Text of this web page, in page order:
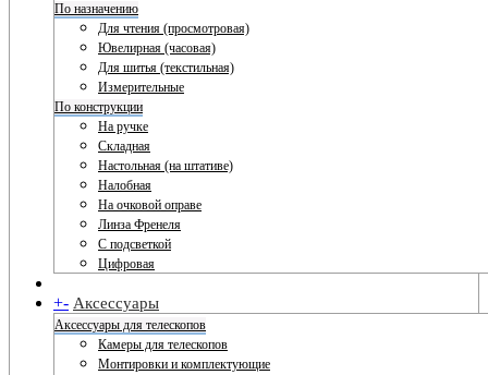
По назначению
Для чтения (просмотровая)
Ювелирная (часовая)
Для шитья (текстильная)
Измерительные
По конструкции
На ручке
Складная
Настольная (на штативе)
Налобная
На очковой оправе
Линза Френеля
С подсветкой
Цифровая
+- Аксессуары
Аксессуары для телескопов
Камеры для телескопов
Монтировки и комплектующие